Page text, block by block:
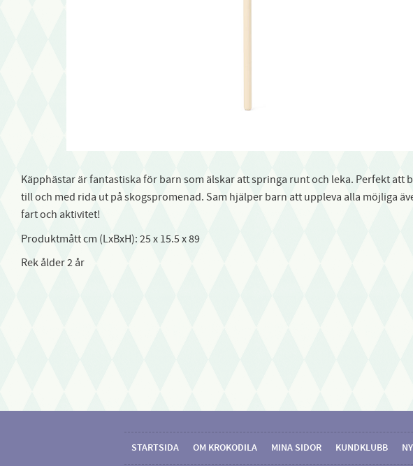
Käpphästar är fantastiska för barn som älskar att springa runt och leka. Perfekt
till och med rida ut på skogspromenad. Sam hjälper barn att uppleva alla möjliga
fart och aktivitet!
Produktmått cm (LxBxH): 25 x 15.5 x 89
Rek ålder 2 år
STARTSIDA OM KROKODILA MINA SIDOR KUNDKLUBB